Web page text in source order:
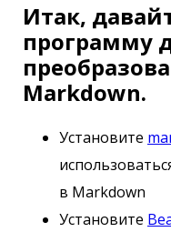
Итак,
программу
Markdown.
Установите
в Markdown
Установите